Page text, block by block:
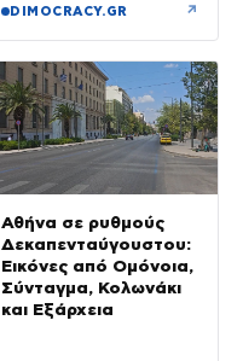
DIMOCRACY.GR ↗
Αθήνα σε ρυθμούς
Δεκαπενταύγουστου:
Εικόνες από Ομόνοια,
Σύνταγμα, Κολωνάκι
και Εξάρχεια